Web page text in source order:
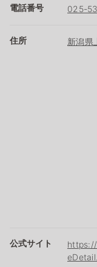
電話番号 025-
住所 新潟県
公式サイト